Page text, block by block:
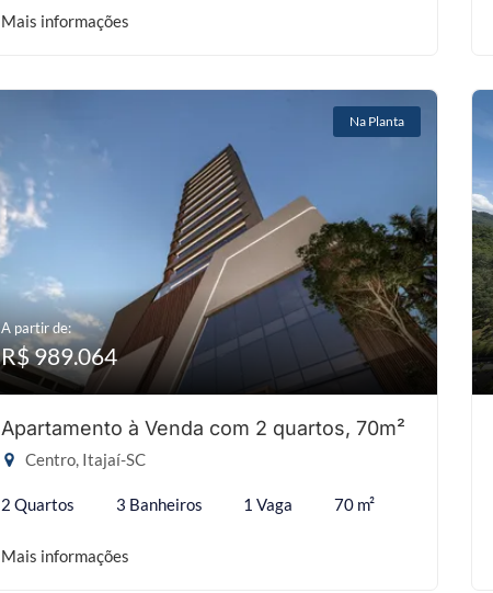
Mais informações
Na Planta
A partir de:
R$ 989.064
Apartamento à Venda com 2 quartos, 70m²
Centro, Itajaí-SC
2 Quartos 3 Banheiros 1 Vaga 70 m²
Mais informações